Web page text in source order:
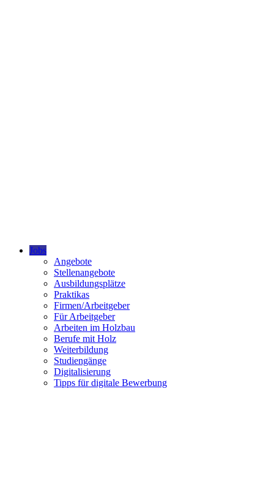
Jobs
Angebote
Stellenangebote
Ausbildungsplätze
Praktikas
Firmen/Arbeitgeber
Für Arbeitgeber
Arbeiten im Holzbau
Berufe mit Holz
Weiterbildung
Studiengänge
Digitalisierung
Tipps für digitale Bewerbung